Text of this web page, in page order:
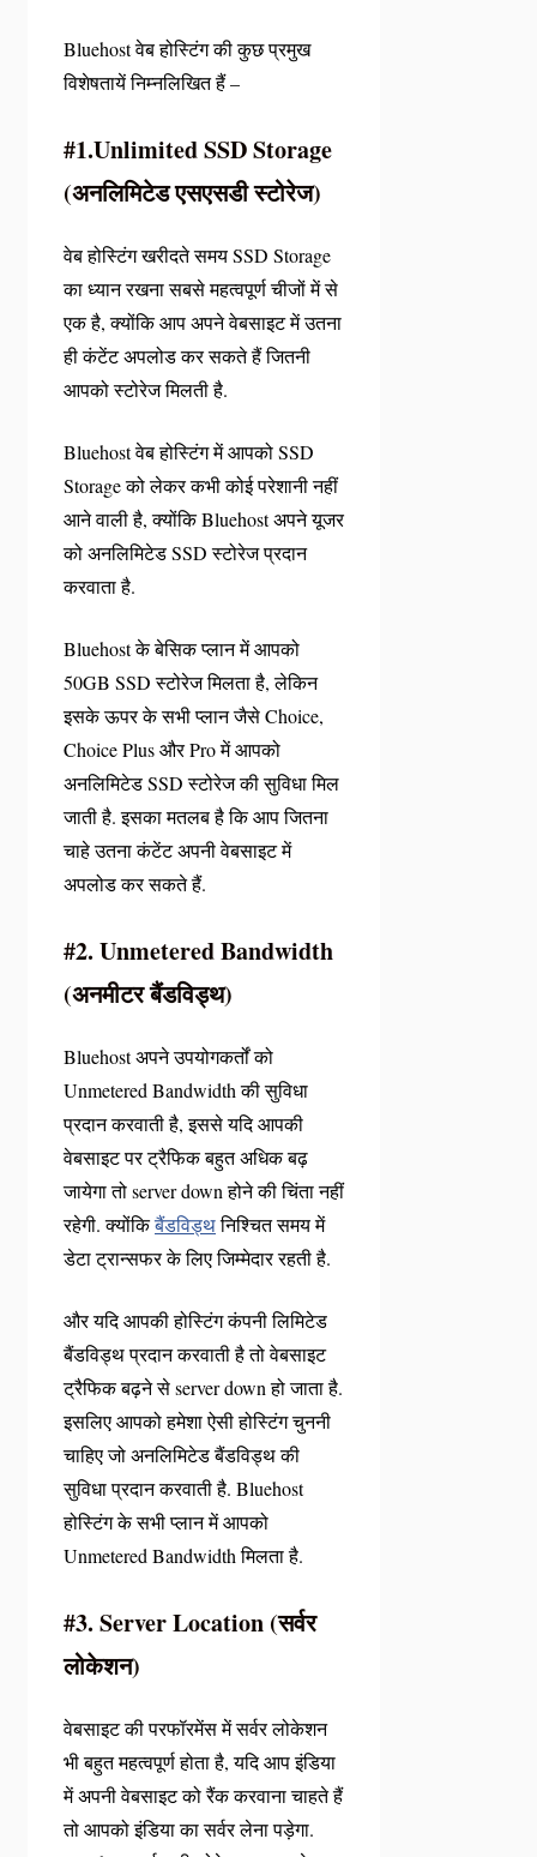
Bluehost वेब होस्टिंग की कुछ प्रमुख
विशेषतायें निम्नलिखित हैं –
#1.Unlimited SSD Storage
(अनलिमिटेड एसएसडी स्टोरेज)
वेब होस्टिंग खरीदते समय SSD Storage
का ध्यान रखना सबसे महत्वपूर्ण चीजों में से
एक है, क्योंकि आप अपने वेबसाइट में उतना
ही कंटेंट अपलोड कर सकते हैं जितनी
आपको स्टोरेज मिलती है.
Bluehost वेब होस्टिंग में आपको SSD
Storage को लेकर कभी कोई परेशानी नहीं
आने वाली है, क्योंकि Bluehost अपने यूजर
को अनलिमिटेड SSD स्टोरेज प्रदान
करवाता है.
Bluehost के बेसिक प्लान में आपको
50GB SSD स्टोरेज मिलता है, लेकिन
इसके ऊपर के सभी प्लान जैसे Choice,
Choice Plus और Pro में आपको
अनलिमिटेड SSD स्टोरेज की सुविधा मिल
जाती है. इसका मतलब है कि आप जितना
चाहे उतना कंटेंट अपनी वेबसाइट में
अपलोड कर सकते हैं.
#2. UnmeteredBandwidth
(अनमीटर बैंडविड्थ)
Bluehost अपने उपयोगकर्तों को
Unmetered Bandwidth की सुविधा
प्रदान करवाती है, इससे यदि आपकी
वेबसाइट पर ट्रैफिक बहुत अधिक बढ़
जायेगा तो server down होने की चिंता नहीं
रहेगी. क्योंकिबैंडविड्थनिश्चित समय में
डेटा ट्रान्सफर के लिए जिम्मेदार रहती है.
और यदि आपकी होस्टिंग कंपनी लिमिटेड
बैंडविड्थ प्रदान करवाती है तो वेबसाइट
ट्रैफिक बढ़ने से server down हो जाता है.
इसलिए आपको हमेशा ऐसी होस्टिंग चुननी
चाहिए जो अनलिमिटेड बैंडविड्थ की
सुविधा प्रदान करवाती है. Bluehost
होस्टिंग के सभी प्लान में आपको
Unmetered Bandwidth मिलता है.
#3. Server Location (सर्वर
लोकेशन)
वेबसाइट की परफॉरमेंस में सर्वर लोकेशन
भी बहुत महत्वपूर्ण होता है, यदि आप इंडिया
में अपनी वेबसाइट को रैंक करवाना चाहते हैं
तो आपको इंडिया का सर्वर लेना पड़ेगा.